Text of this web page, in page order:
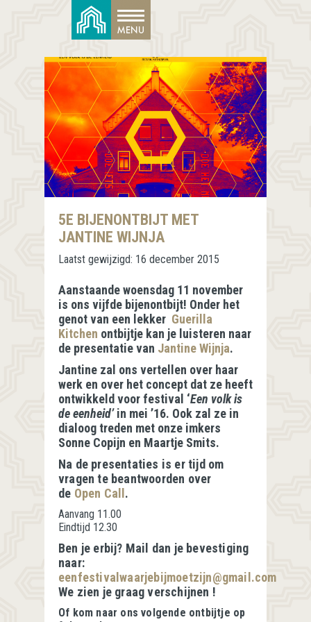
5E BIJENONTBIJT MET
JANTINE WIJNJA
Laatst gewijzigd: 16 december 2015
Aanstaande woensdag 11 november
is ons vijfde bijenontbijt! Onder het
genot van een lekker Guerilla
Kitchen ontbijtje kan je luisteren naar
de presentatie van Jantine Wijnja.
Jantine zal ons vertellen over haar
werk en over het concept dat ze heeft
ontwikkeld voor festival ‘Een volk is
de eenheid’in mei ’16. Ook zal ze in
dialoog treden met onze imkers
Sonne Copijn en Maartje Smits.
Na de presentaties is er tijd om
vragen te beantwoorden over
de Open Call .
Aanvang 11.00
Eindtijd 12.30
Ben je erbij? Mail dan je bevestiging
naar:
eenfestivalwaarjebijmoetzijn@gmail.com
We zien je graag verschijnen !
Of kom naar ons volgende ontbijtje op